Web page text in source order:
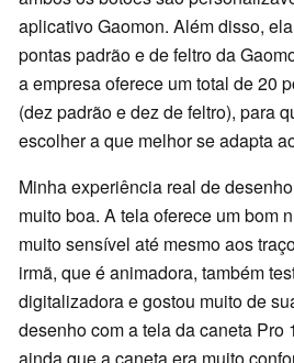
aplicativo Gaomon. Além disso,
pontas padrão e de feltro da
a empresa oferece um total de 20
(dez padrão e dez de feltro), para
escolher a que melhor se adapta
Minha experiência real de
muito boa. A tela oferece um bom
muito sensível até mesmo aos
irmã, que é animadora, também
digitalizadora e gostou muito de
desenho com a tela da caneta Pro